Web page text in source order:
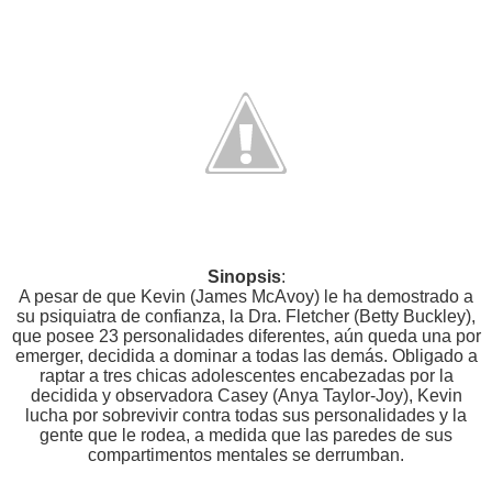
Sinopsis:
A pesar de que Kevin (James McAvoy) le ha demostrado a
su psiquiatra de confianza, la Dra. Fletcher (Betty Buckley),
que posee 23 personalidades diferentes, aún queda una por
emerger, decidida a dominar a todas las demás. Obligado a
raptar a tres chicas adolescentes encabezadas por la
decidida y observadora Casey (Anya Taylor-Joy), Kevin
lucha por sobrevivir contra todas sus personalidades y la
gente que le rodea, a medida que las paredes de sus
compartimentos mentales se derrumban.